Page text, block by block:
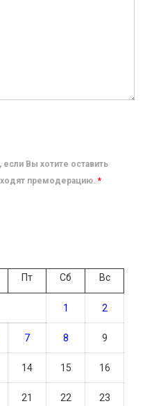
Вы хотите оставить
премодерацию. *
Пт Сб Вс
1 2
7 8 9
14 15 16
21 22 23